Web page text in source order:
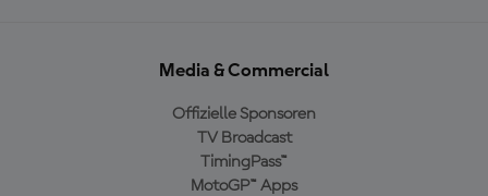
Media & Commercial
Offizielle Sponsoren
TV Broadcast
TimingPass™
MotoGP™ Apps